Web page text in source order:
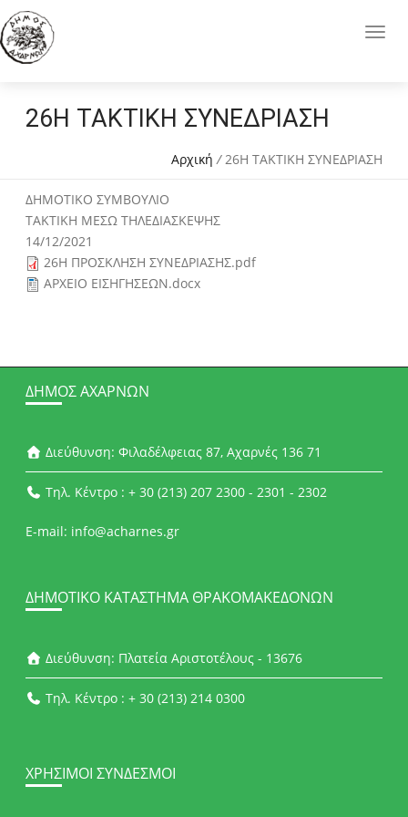
26Η ΤΑΚΤΙΚΗ ΣΥΝΕΔΡΙΑΣΗ
Αρχική /26Η ΤΑΚΤΙΚΗ ΣΥΝΕΔΡΙΑΣΗ
ΔΗΜΟΤΙΚΟ ΣΥΜΒΟΥΛΙΟ
ΤΑΚΤΙΚΗ ΜΕΣΩ ΤΗΛΕΔΙΑΣΚΕΨΗΣ
14/12/2021
26Η ΠΡΟΣΚΛΗΣΗ ΣΥΝΕΔΡΙΑΣΗΣ.pdf
ΑΡΧΕΙΟ ΕΙΣΗΓΗΣΕΩΝ.docx
ΔΉΜΟΣ ΑΧΑΡΝΏΝ
Διεύθυνση: Φιλαδέλφειας 87, Αχαρνές 136 71
Τηλ. Κέντρο : + 30 (213) 207 2300 - 2301 - 2302
E-mail: info@acharnes.gr
ΔΗΜΟΤΙΚΌ ΚΑΤΆΣΤΗΜΑ ΘΡΑΚΟΜΑΚΕΔΌΝΩΝ
Διεύθυνση: Πλατεία Αριστοτέλους - 13676
Τηλ. Κέντρο : + 30 (213) 214 0300
ΧΡΉΣΙΜΟΙ ΣΎΝΔΕΣΜΟΙ